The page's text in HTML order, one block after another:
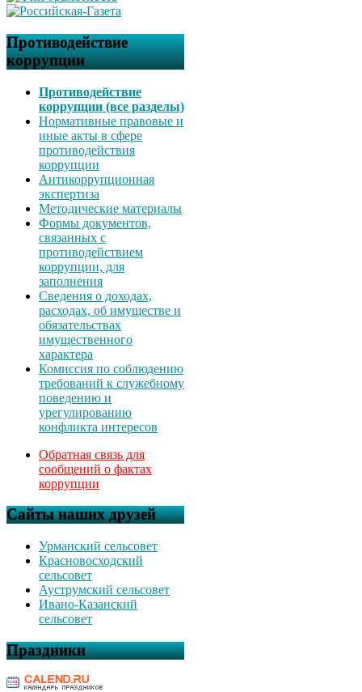
Противодействие
коррупции
Противодействие
коррупции (все разделы)
Нормативные правовые и
иные акты в сфере
противодействия
коррупции
Антикоррупционная
экспертиза
Методические материалы
Формы документов,
связанных с
противодействием
коррупции, для
заполнения
Сведения о доходах,
расходах, об имуществе и
обязательствах
имущественного
характера
Комиссия по соблюдению
требований к служебному
поведению и
урегулированию
конфликта интересов
Обратная связь для
сообщений о фактах
коррупции
Сайты наших друзей
Урманский сельсовет
Красновосходский
сельсовет
Ауструмский сельсовет
Ивано-Казанский
сельсовет
Праздники